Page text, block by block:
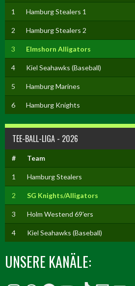
1 Hamburg Stealers 1
2 Hamburg Stealers 2
3 Elmshorn Alligators
4 Kiel Seahawks (Baseball)
5 Hamburg Marines
6 Hamburg Knights
TEE-BALL-LIGA - 2026
# Team
1 Hamburg Stealers
2 SG Knights/Alligators
3 Holm Westend 69'ers
4 Kiel Seahawks (Baseball)
UNSERE KANÄLE: